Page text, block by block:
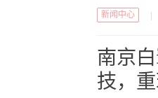
新闻中心
南京
技，